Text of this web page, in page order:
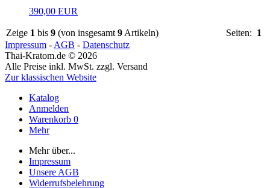
390,00 EUR
Zeige 1 bis 9 (von insgesamt 9 Artikeln) Seiten: 1
Impressum - AGB - Datenschutz
Thai-Kratom.de © 2026
Alle Preise inkl. MwSt. zzgl. Versand
Zur klassischen Website
Katalog
Anmelden
Warenkorb 0
Mehr
Mehr über...
Impressum
Unsere AGB
Widerrufsbelehrung